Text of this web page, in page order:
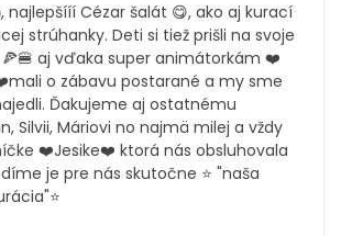
najlepšííí Cézar šalát 😋, ako aj kurací
strúhanky. Deti si tiež prišli na svoje
aj vďaka super animátorkám ❤️
o zábavu postarané a my sme
Ďakujeme aj ostatnému
Silvii, Máriovi no najmä milej a vždy
❤️Jesike❤️ ktorá nás obsluhovala
je pre nás skutočne ⭐ "naša